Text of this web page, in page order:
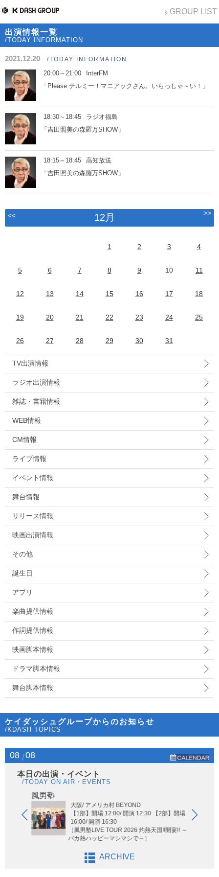
GROUP LIST
出演情報一覧
/TODAY INFORMATION
2021.12.20 /TODAY INFORMATION
20:00～21:00
InterFM
「Please テルミー！マニアックさん。いらっしゃ～い！」
18:30～18:45
ラジオ福島
「吉田照美の森羅万SHOW」
18:15～18:45
高知放送
「吉田照美の森羅万SHOW」
<< 12月 >>
1 2 3 4
5 6 7 8 9 10 11
12 13 14 15 16 17 18
19 20 21 22 23 24 25
26 27 28 29 30 31
TV出演情報
ラジオ出演情報
雑誌・書籍情報
WEB情報
CM情報
ライブ情報
イベント情報
舞台情報
リリース情報
映画出演情報
その他
誕生日
アプリ
楽曲提供情報
作詞提供情報
映画脚本情報
ドラマ脚本情報
舞台脚本情報
ケイダッシュグループからのお知らせ
/KDASH TOPICS
08 08
本日の出演・イベント
/TODAY ON AIR・EVENTS
風男塾
大阪/ アメリカ村 BEYOND
【1部】開場 12:00/ 開演 12:30 【2部】開場
16:00/ 開演 16:30
［風男塾LIVE TOUR 2026 灼熱天国!!開宴!! ～
バカ熱ハッピーマシマシで～］
ARCHIVE